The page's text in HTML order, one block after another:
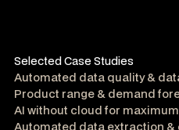
Selected Case Studies
Automated data quality &
Product range & demand
AI without cloud for
Automated data extraction